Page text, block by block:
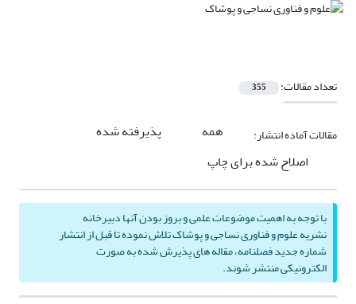
تعداد مقالات: 355
مقالات آماده انتشار: همه
پذیرفته شده
اصلاح شده برای چاپ
با توجه به اهمیت موضوعات علمی و بروز بودن آنها دبیرخانه
نشریه علوم و فناوری نساجی و پوشاک تلاش نموده تا قبل از انتشار
شماره جدید فصلنامه، مقاله های پذیرش شده به صورت
الکترونیکی منتشر شوند.